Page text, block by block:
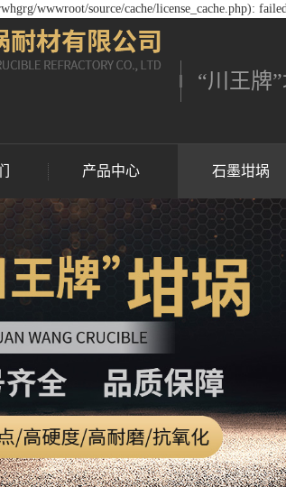
wwwroot/source/cache/license_cache.php):
“川王牌
产品中心 石墨坩埚